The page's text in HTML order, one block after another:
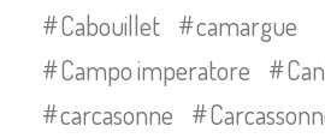
Cabouillet
camargue
Campo imperatore
carcasonne